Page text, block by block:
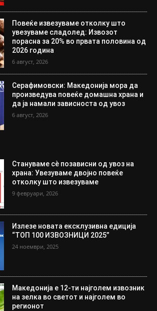
Повеќе извезуваме отколку што
увезуваме сладолед: Извозот
порасна за 20% во првата половина од
2026 година
6 август, 2026
Серафимовски: Македонија мора да
произведува повеќе домашна храна и
да ја намали зависноста од увоз
6 август, 2026
Стануваме сè позависни од увоз на
храна: Увезуваме двојно повеќе
отколку што извезуваме
9 февруари, 2026
Излезе новата ексклузивна едиција
“ТОП 100 ИЗВОЗНИЦИ 2025”
24 ноември, 2025
Македонија е 12-ти најголем извозник
на зелка во светот и најголем во
регионот